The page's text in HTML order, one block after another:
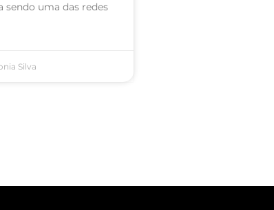
sendo uma das redes
Silva